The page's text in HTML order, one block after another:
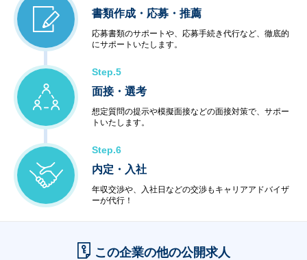
書類作成・応募・推薦
応募書類のサポートや、応募手続き代行など、徹底的
にサポートいたします。
Step.5
面接・選考
想定質問の提示や模擬面接などの面接対策で、サポー
トいたします。
Step.6
内定・入社
年収交渉や、入社日などの交渉もキャリアアドバイザ
ーが代行！
この企業の他の公開求人